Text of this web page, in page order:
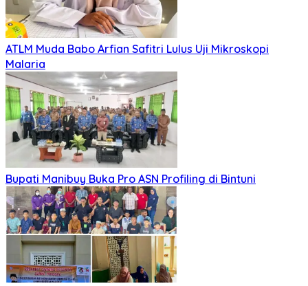
ATLM Muda Babo Arfian Safitri Lulus Uji Mikroskopi
Malaria
Bupati Manibuy Buka Pro ASN Profiling di Bintuni